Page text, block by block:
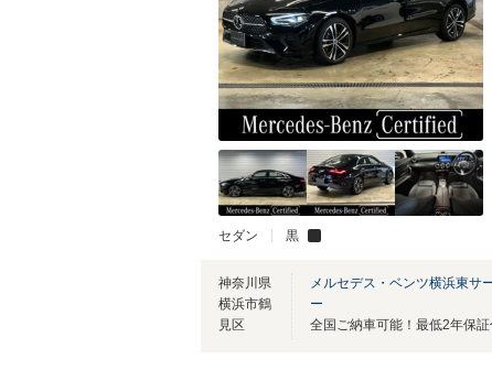
セダン 黒
神奈川県
横浜市鶴
見区
メルセデス・ベンツ横浜東サ
ー